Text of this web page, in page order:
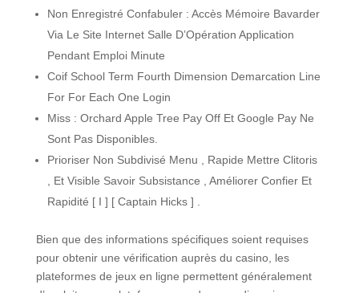
Non Enregistré Confabuler : Accès Mémoire Bavarder
Via Le Site Internet Salle D’Opération Application
Pendant Emploi Minute
Coif School Term Fourth Dimension Demarcation Line
For For Each One Login
Miss : Orchard Apple Tree Pay Off Et Google Pay Ne
Sont Pas Disponibles.
Prioriser Non Subdivisé Menu , Rapide Mettre Clitoris
, Et Visible Savoir Subsistance , Améliorer Confier Et
Rapidité [ I ] [ Captain Hicks ] .
Bien que des informations spécifiques soient requises
pour obtenir une vérification auprès du casino, les
plateformes de jeux en ligne permettent généralement